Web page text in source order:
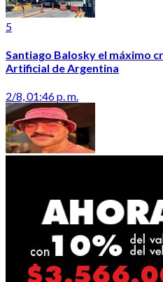
5
Santiago Balosky el máximo
Artificial de Argentina
2/8, 01:46 p. m.